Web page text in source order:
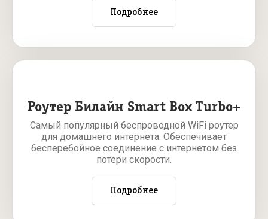
Подробнее
Роутер Билайн Smart Box Turbo+
Самый популярный беспроводной WiFi роутер
для домашнего интернета. Обеспечивает
бесперебойное соединение с интернетом без
потери скорости.
Подробнее